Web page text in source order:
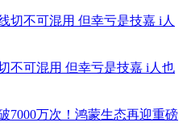
不可混用 但幸亏是技嘉 i人也